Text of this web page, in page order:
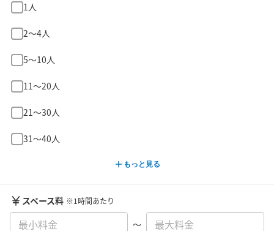
1人
2〜4人
5〜10人
11〜20人
21〜30人
31〜40人
もっと見る
スペース料 ※1時間あたり
〜